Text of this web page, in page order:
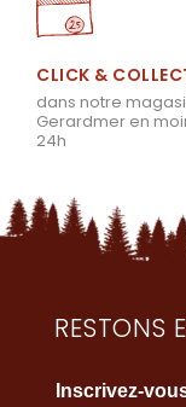
CLICK &
dans notre
Gerardmer en
24h
RESTONS
Inscrivez-